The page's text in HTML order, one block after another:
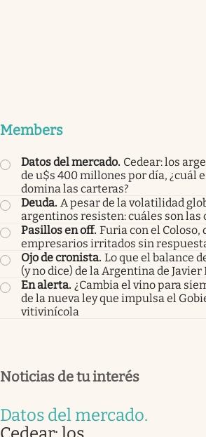
Members
Datos del mercado. Cedear: los
de u$s 400 millones por día, ¿cuál
domina las carteras?
Deuda. A pesar de la volatilidad
argentinos resisten: cuáles son las
Pasillos en off. Furia con el Coloso,
empresarios irritados sin
Ojo de cronista. Lo que el balance
(y no dice) de la Argentina de Javier
En alerta. ¿Cambia el vino para
de la nueva ley que impulsa el
vitivinícola
Noticias de tu interés
Datos del mercado.